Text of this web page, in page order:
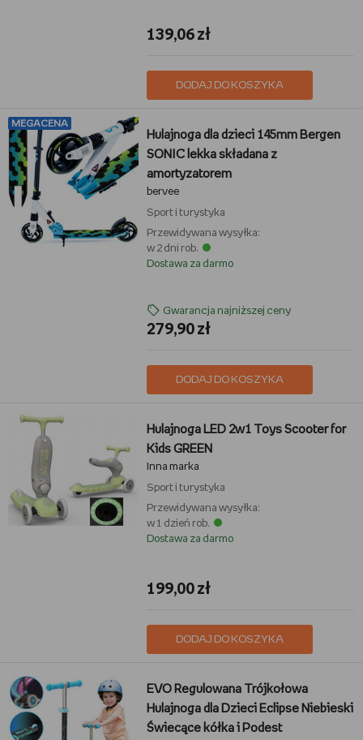
139,06 zł
DODAJ DO KOSZYKA
MEGACENA
Hulajnoga dla dzieci 145mm Bergen
SONIC lekka składana z
amortyzatorem
bervee
Sport i turystyka
Przewidywana wysyłka:
w 2 dni rob.
Dostawa za darmo
Gwarancja najniższej ceny
279,90 zł
DODAJ DO KOSZYKA
Hulajnoga LED 2w1 Toys Scooter for
Kids GREEN
Inna marka
Sport i turystyka
Przewidywana wysyłka:
w 1 dzień rob.
Dostawa za darmo
199,00 zł
DODAJ DO KOSZYKA
EVO Regulowana Trójkołowa
Hulajnoga dla Dzieci Eclipse Niebieski
Świecące kółka i Podest